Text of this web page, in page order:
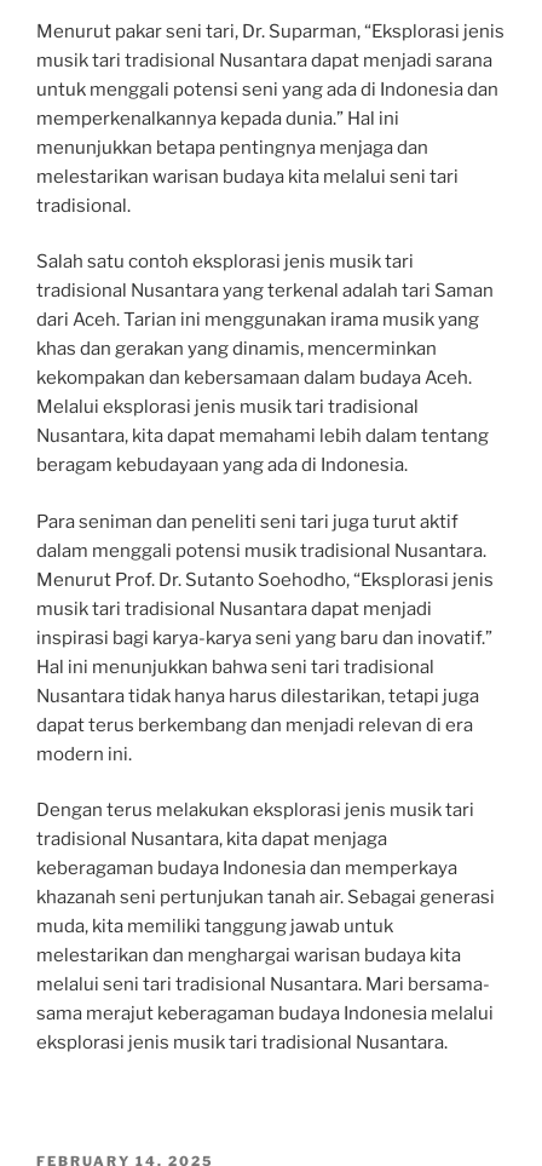
Menurut pakar seni tari, Dr. Suparman, “Eksplorasi jenis
musik tari tradisional Nusantara dapat menjadi sarana
untuk menggali potensi seni yang ada di Indonesia dan
memperkenalkannya kepada dunia.” Hal ini
menunjukkan betapa pentingnya menjaga dan
melestarikan warisan budaya kita melalui seni tari
tradisional.
Salah satu contoh eksplorasi jenis musik tari
tradisional Nusantara yang terkenal adalah tari Saman
dari Aceh. Tarian ini menggunakan irama musik yang
khas dan gerakan yang dinamis, mencerminkan
kekompakan dan kebersamaan dalam budaya Aceh.
Melalui eksplorasi jenis musik tari tradisional
Nusantara, kita dapat memahami lebih dalam tentang
beragam kebudayaan yang ada di Indonesia.
Para seniman dan peneliti seni tari juga turut aktif
dalam menggali potensi musik tradisional Nusantara.
Menurut Prof. Dr. Sutanto Soehodho, “Eksplorasi jenis
musik tari tradisional Nusantara dapat menjadi
inspirasi bagi karya-karya seni yang baru dan inovatif.”
Hal ini menunjukkan bahwa seni tari tradisional
Nusantara tidak hanya harus dilestarikan, tetapi juga
dapat terus berkembang dan menjadi relevan di era
modern ini.
Dengan terus melakukan eksplorasi jenis musik tari
tradisional Nusantara, kita dapat menjaga
keberagaman budaya Indonesia dan memperkaya
khazanah seni pertunjukan tanah air. Sebagai generasi
muda, kita memiliki tanggung jawab untuk
melestarikan dan menghargai warisan budaya kita
melalui seni tari tradisional Nusantara. Mari bersama-
sama merajut keberagaman budaya Indonesia melalui
eksplorasi jenis musik tari tradisional Nusantara.
POSTED
FEBRUARY 14, 2025